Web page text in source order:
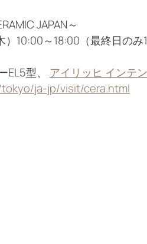
JAPAN～
10:00～18:00（最終日のみ
型、 アイリッヒ インテ
ja-jp/visit/cera.html